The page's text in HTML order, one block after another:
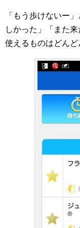
「もう歩けないー
しかった」「また
使えるものはどんど